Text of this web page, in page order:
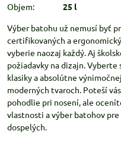
Objem:
25 l
Výber batohu už nemusí byť
certifikovaných a
vyberie naozaj každý. Aj
požiadavky na dizajn.
klasiky a absolútne
moderných tvaroch. Poteší
pohodlie pri nosení, ale
vlastnosti a výber batohov
dospelých.